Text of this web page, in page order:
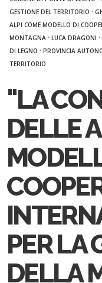
GESTIONE DEL TERRITORIO ·
ALPI COME MODELLO DI
MONTAGNA ·LUCA DRAGONI ·
DI LEGNO ·PROVINCIA
TERRITORIO
"LA
DELLE
PER LA
DELLA